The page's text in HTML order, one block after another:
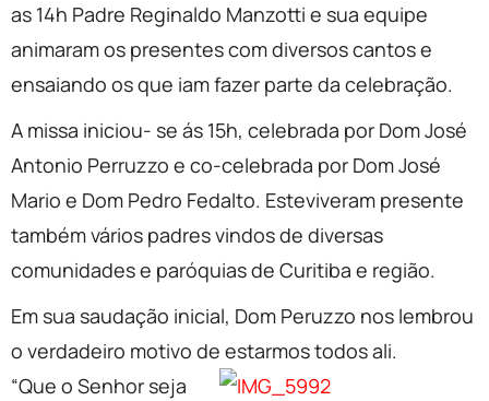
as 14h Padre Reginaldo Manzotti e sua equipe
animaram os presentes com diversos cantos e
ensaiando os que iam fazer parte da celebração.
A missa iniciou- se ás 15h, celebrada por Dom José
Antonio Perruzzo e co-celebrada por Dom José
Mario e Dom Pedro Fedalto. Esteviveram presente
também vários padres vindos de diversas
comunidades e paróquias de Curitiba e região.
Em sua saudação inicial, Dom Peruzzo nos lembrou
o verdadeiro motivo de estarmos todos ali.
“Que o Senhor seja